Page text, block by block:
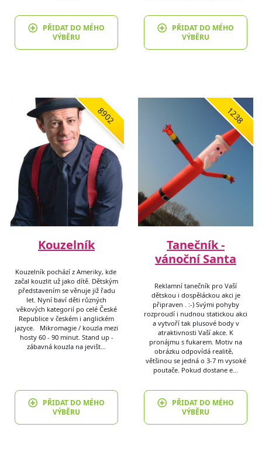
PŘIDAT DO MÉHO
VÝBĚRU
PŘIDAT DO MÉHO
VÝBĚRU
8902
Kouzelník
Kouzelník pochází z Ameriky, kde
začal kouzlit už jako dítě. Dětským
představením se věnuje již řadu
let. Nyní baví děti různých
věkových kategorií po celé České
Republice v českém i anglickém
jazyce. Mikromagie / kouzla mezi
hosty 60 - 90 minut. Stand up -
zábavná kouzla na jevišt…
PŘIDAT DO MÉHO
VÝBĚRU
1238
Tanečník -
vánoční Santa
Reklamní tanečník pro Vaší
dětskou i dospěláckou akci je
připraven . :-) Svými pohyby
rozproudí i nudnou statickou akci
a vytvoří tak plusové body v
atraktivnosti Vaší akce. K
pronájmu s fukarem. Motiv na
obrázku odpovídá realitě,
většinou se jedná o 3-7 m vysoké
poutače. Pokud dostane e…
PŘIDAT DO MÉHO
VÝBĚRU